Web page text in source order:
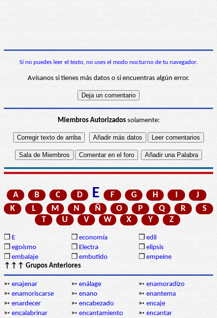
Si no puedes leer el texto, no uses el modo nocturno de tu navegador.
Avísanos si tienes más datos o si encuentras algún error.
Miembros Autorizadossolamente:
A B C D E F G H I
J
K
L M N Ñ O P Q R
S
T
U V W X Y Z
❒ E ❒ economía ❒ edil
❒ egoísmo ❒ Electra ❒ elipsis
❒ embalaje ❒ embutido ❒ empeine
↑↑↑ Grupos Anteriores
➳ enajenar ➳ enálage ➳ enamoradizo
➳ enamoriscarse ➳ enano ➳ enantema
➳ enardecer ➳ encabezado ➳ encaje
➳ encalabrinar ➳ encantamiento ➳ encantar